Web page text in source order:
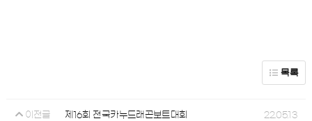
목록
이전글 제16회 전국카누드래곤보트대회 22.05.13